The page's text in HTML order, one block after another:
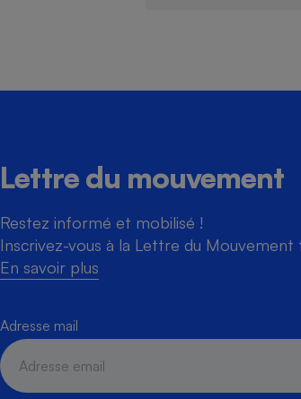
Lettre du mouvement
Restez informé et mobilisé !
Inscrivez-vous à la Lettre du
En savoir plus
Adresse mail